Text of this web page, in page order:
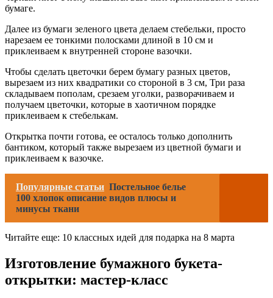
бумаге.
Далее из бумаги зеленого цвета делаем стебельки, просто
нарезаем ее тонкими полосками длиной в 10 см и
приклеиваем к внутренней стороне вазочки.
Чтобы сделать цветочки берем бумагу разных цветов,
вырезаем из них квадратики со стороной в 3 см, Три раза
складываем пополам, срезаем уголки, разворачиваем и
получаем цветочки, которые в хаотичном порядке
приклеиваем к стебелькам.
Открытка почти готова, ее осталось только дополнить
бантиком, который также вырезаем из цветной бумаги и
приклеиваем к вазочке.
Популярные статьи Постельное белье
100 хлопок описание видов плюсы и
минусы ткани
Читайте еще: 10 классных идей для подарка на 8 марта
Изготовление бумажного букета-
открытки: мастер-класс